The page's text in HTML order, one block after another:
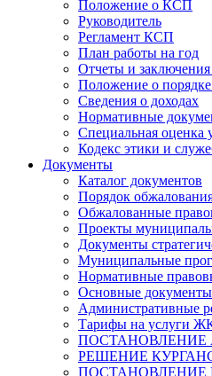
Положение о КСП
Руководитель
Регламент КСП
План работы на год
Отчеты и
Положение о
Сведения о доходах
Нормативные
Специальная оценка
Кодекс этики и
Документы
Каталог документов
Порядок
Обжалованные
Проекты
Документы
Муниципальные
Нормативные
Основные документы
Административные
Тарифы на услуги
ПОСТАНОВЛЕНИЕ
РЕШЕНИЕ
ПОСТАНОВЛЕНИЕ